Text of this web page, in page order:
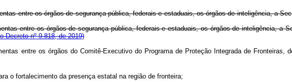
entre os órgãos de segurança pública, federais e estaduais, os órgãos de inteligência, a
entre os órgãos de segurança pública, federais e estaduais, os órgãos de inteligência, a
Decreto nº 9.818, de 2019)
entre os órgãos do Comitê-Executivo do Programa de Proteção Integrada de
o fortalecimento da presença estatal na região de fronteira;